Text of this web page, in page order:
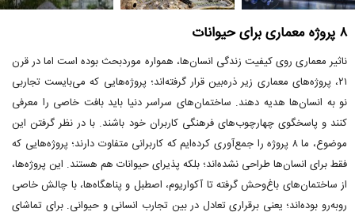
۸ پروژه معماری برای حیوانات
ناثیر معماری روی کیفیت زندگی انسان‌ها، همواره موردبحث بوده است اما در قرن
۲۱، پروژه‌های معماری زیر ذره‌بین قرار گرفته‌اند؛ پروژه‌هایی که می‌بایست تجاربی
نو به انسان‌ها هدیه دهند. ساختمان‌های سراسر دنیا باید بافت خاصی را معرفی
کنند و پاسخگوی چهارچوب‌های فرهنگی کاربران خود باشند. با در نظر گرفتن این
موضوع، ما ۸ پروژه را جمع‌آوری کرده‌ایم که کاربرانی متفاوت دارند؛ پروژه‌هایی که
فقط برای انسان‌ها طراحی نشده‌اند؛ بلکه پذیرای حیوانات هم هستند. این پروژه‌ها،
از ساختمان‌های باغ‌وحش گرفته تا آکواریوم، اصطبل و پناهگاه‌ها، با چالش خاصی
روبه‌رو بوده‌اند؛ یعنی برقراری تعادل در بین تجارب انسانی و حیوانی. برای تماشای